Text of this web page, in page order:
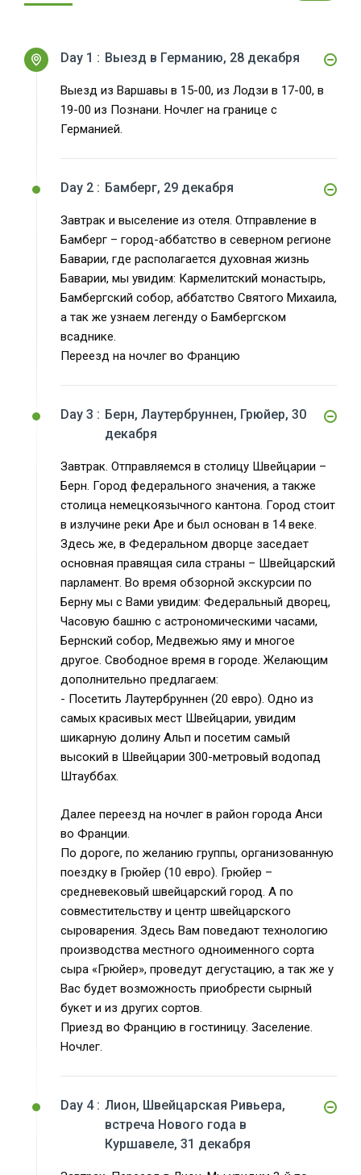
Day 1 : Выезд в Германию, 28 декабря
Выезд из Варшавы в 15-00, из Лодзи в 17-00, в
19-00 из Познани. Ночлег на границе с
Германией.
Day 2 : Бамберг, 29 декабря
Завтрак и выселение из отеля. Отправление в
Бамберг – город-аббатство в северном регионе
Баварии, где располагается духовная жизнь
Баварии, мы увидим: Кармелитский монастырь,
Бамбергский собор, аббатство Святого Михаила,
а так же узнаем легенду о Бамбергском
всаднике.
Переезд на ночлег во Францию
Day 3 : Берн, Лаутербруннен, Грюйер, 30
декабря
Завтрак. Отправляемся в столицу Швейцарии –
Берн. Город федерального значения, а также
столица немецкоязычного кантона. Город стоит
в излучине реки Аре и был основан в 14 веке.
Здесь же, в Федеральном дворце заседает
основная правящая сила страны – Швейцарский
парламент. Во время обзорной экскурсии по
Берну мы с Вами увидим: Федеральный дворец,
Часовую башню с астрономическими часами,
Бернский собор, Медвежью яму и многое
другое. Свободное время в городе. Желающим
дополнительно предлагаем:
- Посетить Лаутербруннен (20 евро). Одно из
самых красивых мест Швейцарии, увидим
шикарную долину Альп и посетим самый
высокий в Швейцарии 300-метровый водопад
Штауббах.
Далее переезд на ночлег в район города Анси
во Франции.
По дороге, по желанию группы, организованную
поездку в Грюйер (10 евро). Грюйер –
средневековый швейцарский город. А по
совместительству и центр швейцарского
сыроварения. Здесь Вам поведают технологию
производства местного одноименного сорта
сыра «Грюйер», проведут дегустацию, а так же у
Вас будет возможность приобрести сырный
букет и из других сортов.
Приезд во Францию в гостиницу. Заселение.
Ночлег.
Day 4 : Лион, Швейцарская Ривьера,
встреча Нового года в
Куршавеле, 31 декабря